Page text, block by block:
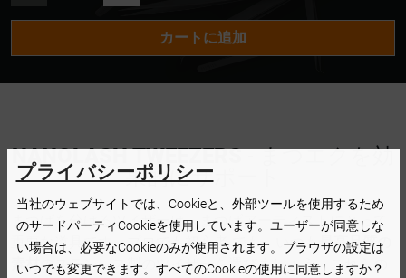
L SHAPE
CURVED
カートに追加
NANOLASH TWEEZERS- まつエクを効
果的にサポート
まつげを分けるツイザーは、まつげアーティストにとって
重要な道具です。プロでも初心者 でも、いつも最高品質の
素材のステンレス製のツイザーを選びましょう。これらの
プライバシーポリシー
当社のウェブサイトでは、Cookieと、外部ツールを使用するため
のサードパーティCookieを使用しています。ユーザーが同意しな
い場合は、必要なCookieのみが使用されます。ブラウザの設定は
いつでも変更できます。すべてのCookieの使用に同意しますか？